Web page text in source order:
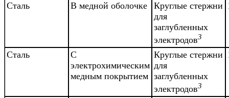
Сталь
В медной оболочке
Круглые стержни
для
заглубленных
электродов3
Сталь
С
электрохимическим
медным покрытием
Круглые стержни
для
заглубленных
электродов3